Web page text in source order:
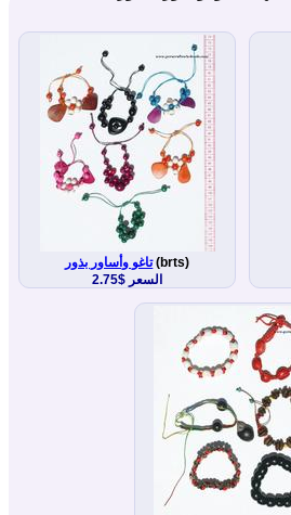
تاغو وأساور بذور(brts)
السعر $2.75